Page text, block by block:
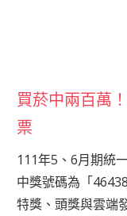
買菸中兩百萬
票
111年5、6月期統
中獎號碼為「
特獎、頭獎與雲端